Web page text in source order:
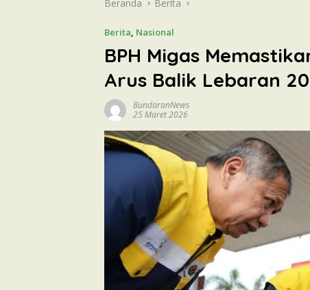
Beranda Berita
Berita, Nasional
BPH Migas
Arus Balik Lebaran
BundaranNews
25 Maret 2026